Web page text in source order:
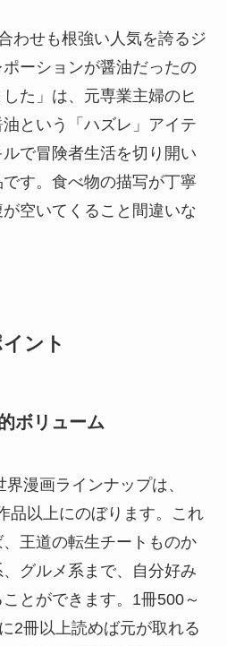
わせも根強い人気を誇るジ
ーションが醤油だったの
た」は、元専業主婦のヒ
という「ハズレ」アイテ
で冒険者生活を切り開い
す。食べ物の描写が丁寧
空いてくること間違いな
ント
ボリューム
漫画ラインナップは、
品以上にのぼります。これ
王道の転生チートものか
グルメ系まで、自分好み
とができます。1冊500～
2冊以上読めば元が取れる